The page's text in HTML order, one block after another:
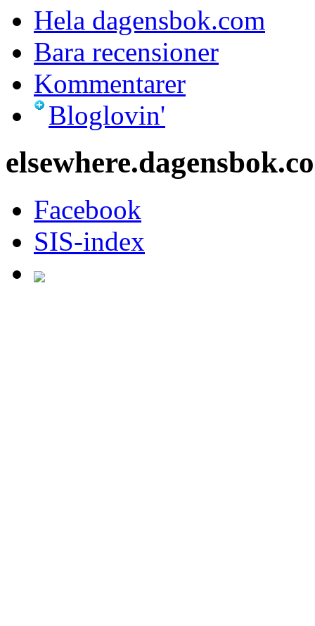
Hela dagensbok.com
Bara recensioner
Kommentarer
Bloglovin'
Facebook
SIS-index